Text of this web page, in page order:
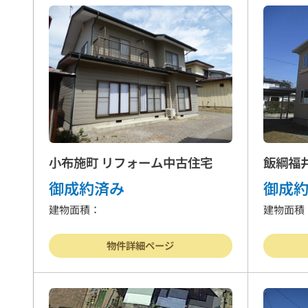
小布施町 リフォーム中古住宅
御成約済み
建物面積：
物件詳細ページ
飯綱福
御成
建物面積
戸建住宅 売
物件を売る サポ